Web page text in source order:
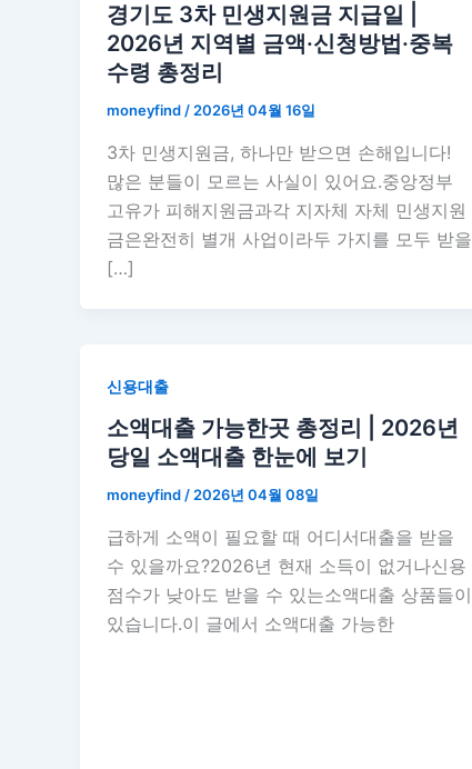
경기도 3차 민생지원금 지급일 |
2026년 지역별 금액·신청방법·중복
수령 총정리
moneyfind / 2026년 04월 16일
3차 민생지원금, 하나만 받으면 손해입니다!
많은 분들이 모르는 사실이 있어요.중앙정부
고유가 피해지원금과각 지자체 자체 민생지원
금은완전히 별개 사업이라두 가지를 모두 받을
[…]
신용대출
소액대출 가능한곳 총정리 | 2026년
당일 소액대출 한눈에 보기
moneyfind/2026년 04월 08일
급하게 소액이 필요할 때 어디서대출을 받을
수 있을까요?2026년 현재 소득이 없거나신용
점수가 낮아도 받을 수 있는소액대출 상품들이
있습니다.이 글에서 소액대출 가능한